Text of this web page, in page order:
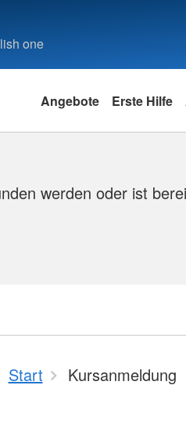
one
Angebote Erste Hilfe
werden oder ist
Start Kursanmeldung